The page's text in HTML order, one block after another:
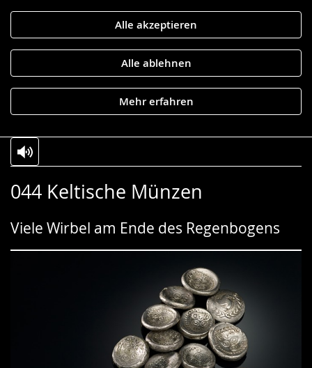
Alle akzeptieren
Alle ablehnen
Mehr erfahren
044 Keltische Münzen
Viele Wirbel am Ende des Regenbogens
Leichten
wechseln.
Audio-
Video
Deutscher
Gebärdensprache